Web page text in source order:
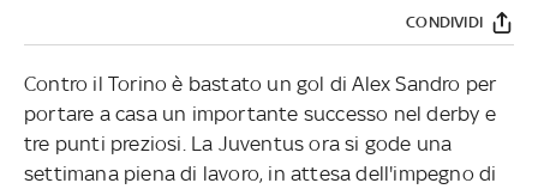
CONDIVIDI
Contro il Torino è bastato un gol di Alex Sandro per
portare a casa un importante successo nel derby e
tre punti preziosi. La Juventus ora si gode una
settimana piena di lavoro, in attesa dell'impegno di